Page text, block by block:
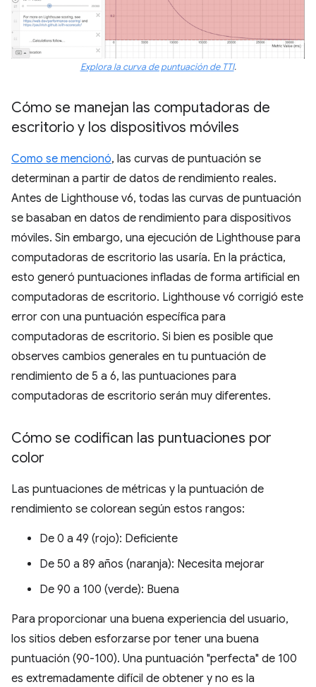
Explora la curva de puntuación de TTI.
Cómo se manejan las computadoras de
escritorio y los dispositivos móviles
Como se mencionó, las curvas de puntuación se
determinan a partir de datos de rendimiento reales.
Antes de Lighthouse v6, todas las curvas de puntuación
se basaban en datos de rendimiento para dispositivos
móviles. Sin embargo, una ejecución de Lighthouse para
computadoras de escritorio las usaría. En la práctica,
esto generó puntuaciones infladas de forma artificial en
computadoras de escritorio. Lighthouse v6 corrigió este
error con una puntuación específica para
computadoras de escritorio. Si bien es posible que
observes cambios generales en tu puntuación de
rendimiento de 5 a 6, las puntuaciones para
computadoras de escritorio serán muy diferentes.
Cómo se codifican las puntuaciones por
color
Las puntuaciones de métricas y la puntuación de
rendimiento se colorean según estos rangos:
De 0 a 49 (rojo): Deficiente
De 50 a 89 años (naranja): Necesita mejorar
De 90 a 100 (verde): Buena
Para proporcionar una buena experiencia del usuario,
los sitios deben esforzarse por tener una buena
puntuación (90-100). Una puntuación "perfecta" de 100
es extremadamente difícil de obtener y no es la